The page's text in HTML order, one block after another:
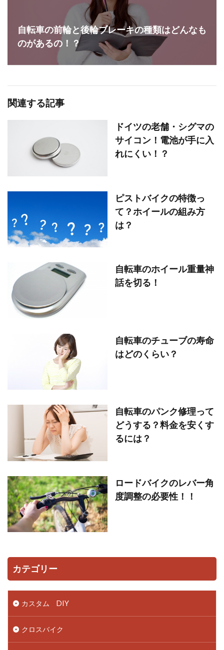
自転車の前輪と後輪ブレーキの種類はどんなも
のがあるの！？
関連する記事
ドイツの老舗・シグマの
サイコン！電池が手に入
れにくい！？
ピストバイクの特徴っ
て？ホイールの組み方
は？
自転車のホイール重量神
話を切る！
自転車のチューブの寿命
はどのくらい？
自転車のパンク修理って
どうする？料金を安くす
るには？
ロードバイクのレバー角
度調整の必要性！！
カテゴリー
カスタム DIY
クロスバイク